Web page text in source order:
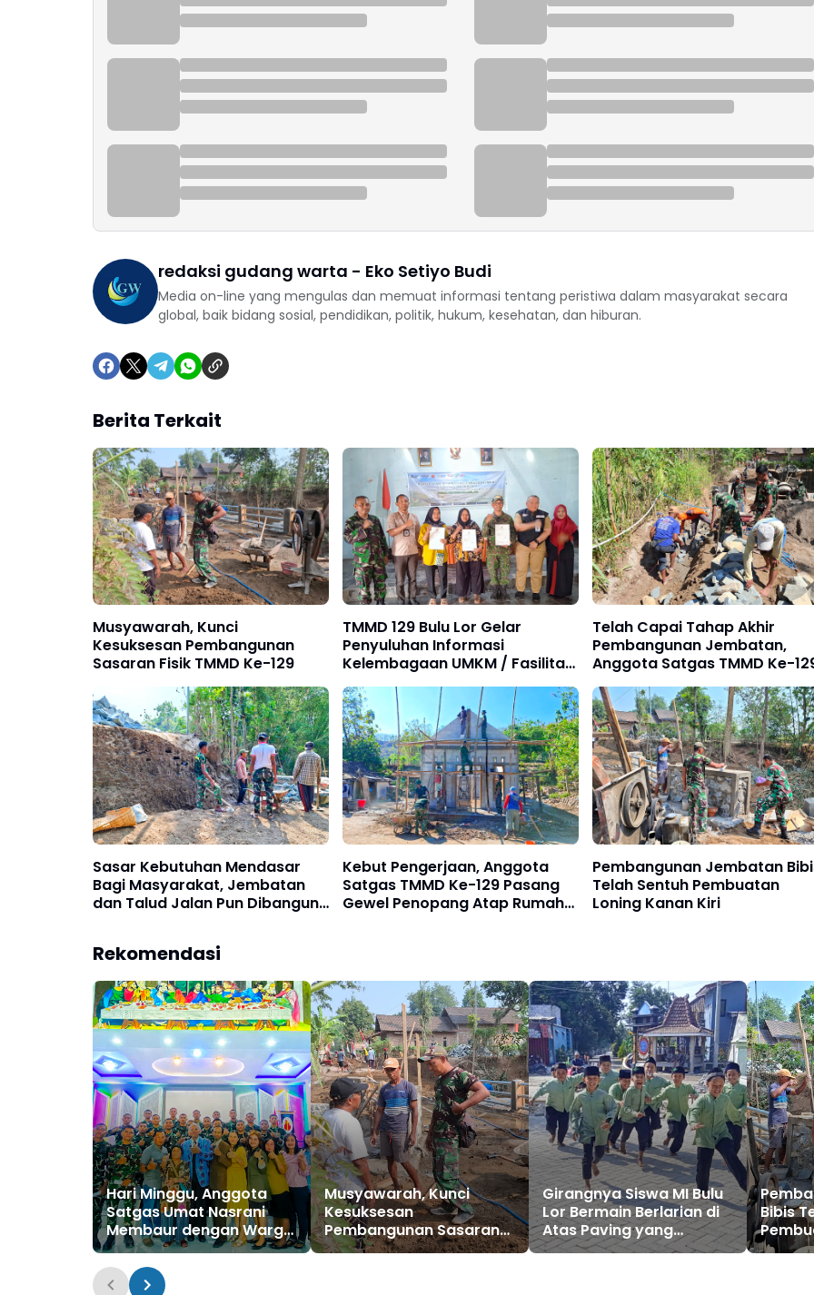
redaksi gudang warta - Eko Setiyo Budi
Media on-line yang mengulas dan memuat informasi tentang peristiwa dalam masyarakat secara
global, baik bidang sosial, pendidikan, politik, hukum, kesehatan, dan hiburan.
Berita Terkait
Musyawarah, Kunci
Kesuksesan Pembangunan
Sasaran Fisik TMMD Ke-129
TMMD 129 Bulu Lor Gelar
Penyuluhan Informasi
Kelembagaan UMKM / Fasilitas
NIB SERGAPP
Telah Capai Tahap Akhir
Pembangunan Jembatan,
Anggota Satgas TMMD Ke-
Fokus Bangun Talud Jalan
Sasar Kebutuhan Mendasar
Bagi Masyarakat, Jembatan
dan Talud Jalan Pun Dibangun
Kebut Pengerjaan, Anggota
Satgas TMMD Ke-129 Pasang
Gewel Penopang Atap Rumah
Pembangunan Jembatan
Telah Sentuh Pembuatan
Loning Kanan Kiri
Rekomendasi
Hari Minggu, Anggota
Satgas Umat Nasrani
Membaur dengan Warga
Lakukan Ibadah di Gereja
Musyawarah, Kunci
Kesuksesan
Pembangunan Sasaran
Fisik TMMD Ke-129
Girangnya Siswa MI Bulu
Lor Bermain Berlarian di
Atas Paving yang
Sementara Dibangun
Bibis
Kanan